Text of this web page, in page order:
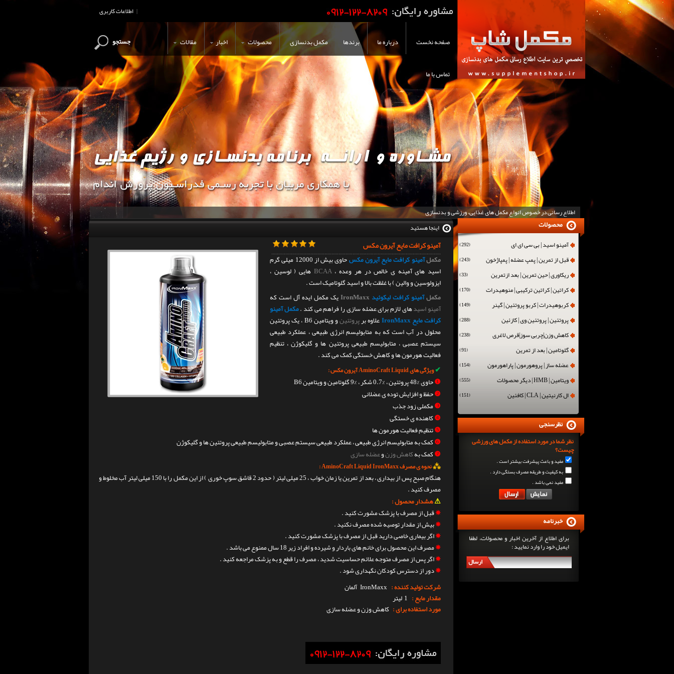
اطلاعات کاربری |
صفحه نخست درباره ما برندها مکمل بدنسازی محصولات اخبار مقالات
تماس با ما
جستجو
اطلاع رسانی در خصوص انواع مکمل های غذایی، ورزشی و بدنسازی
این وب سایت جهت اطلاع رسانی و
اینجا هستید
آمینو کرافت مایع آیرون مکس
مکملآمینو کرافت مایع آیرون مکس
حاوی بیش از 12000 میلی گرم
اسید های آمینه ی خالص در هر وعده ،BCAA هایی ( لوسین ،
ایزولوسین و والین ) با غلظت بالا و اسید گلوتامیک است .
مکملآمینو کرافت لیکوئید IronMaxxیک مکمل ایده آل است که
آمینو اسیدهای لازم برای عضله سازی را فراهم می کند .مکمل آمینو
کرافت مایع IronMaxx
علاوه برپروتئین
و ویتامین B6 ، یک پروتئین
محلول در آب است که به متابولیسم انرژی طبیعی ، عملکرد طبیعی
سیستم عصبی ، متابولیسم طبیعی پروتئین ها و گلیکوژن ، تنظیم
فعالیت هورمون ها و کاهش خستگی کمک می کند .
✔ویژگی های AminoCraft Liquid آیرون مکس :
❶حاوی %48 پروتئین ، %0.7 شکر ، %9 گلوتامین و ویتامین B6
❷حفظ و افزایش توده ی عضلانی
❸مکملی زود جذب
❹کاهنده ی خستگی
❺تنظیم فعالیت هورمون ها
❻کمک به متابولیسم انرژی طبیعی ، عملکرد طبیعی سیستم عصبی و متابولیسم طبیعی پروتئین ها و گلیکوژن
❼کمک بهکاهش وزنوعضله سازی
⁂نحوه ی مصرف AminoCraft Liquid IronMaxx :
هنگام صبح پس از بیداری ، بعد از تمرین یا زمان خواب ، 25 میلی لیتر ( حدود 2 قاشق سوپ خوری ) از این مکمل را با 150 میلی لیتر آب مخلوط و
مصرف کنید .
⚠هشدار محصول :
✵قبل از مصرف با پزشک مشورت کنید .
✵بیش از مقدار توصیه شده مصرف نکنید .
✵اگر بیماری خاصی دارید قبل از مصرف با پزشک مشورت کنید .
✵مصرف این محصول برای خانم های باردار و شیرده و افراد زیر 18 سال ممنوع می باشد .
✵اگر پس از مصرف متوجه علائم حساسیت شدید ، مصرف را قطع و به پزشک مراجعه کنید .
✵دور از دسترس کودکان نگهداری شود .
شرکت تولید کننده : IronMaxx آلمان
مقدار مایع : 1 لیتر
مورد استفاده برای : کاهش وزن و عضله سازی
آمینو اسید | بی سی ای ای (292)
قبل از تمرین | پمپ عضله | پمپاژخون (243)
ریکاوری | حین تمرین | بعد ازتمرین (33)
کراتین | کراتین ترکیبی | منوهیدرات (170)
کربوهیدرات | کربو پروتئین | گینر (149)
پروتئین | پروتئین وی | کازئین (288)
کاهش وزن|چربی سوز|قرص لاغری (238)
گلوتامین | بعد از تمرین (91)
عضله ساز | پروهورمون | پاراهورمون (154)
ویتامین | HMB | دیگر محصولات (555)
ال کارنیتین | CLA | کافئین (151)
محصولات
نظر شما در مورد استفاده از مکمل های ورزشی
چیست؟
مفید و باعث پیشرفت بیشتر است .
به کیفیت و طریقه مصرف بستگی دارد .
مفید نمی باشد .
نظرسنجی
برای اطلاع از آخرین اخبار و محصولات، لطفا
ایمیل خود را وارد نمایید :
ارسال
خبرنامه